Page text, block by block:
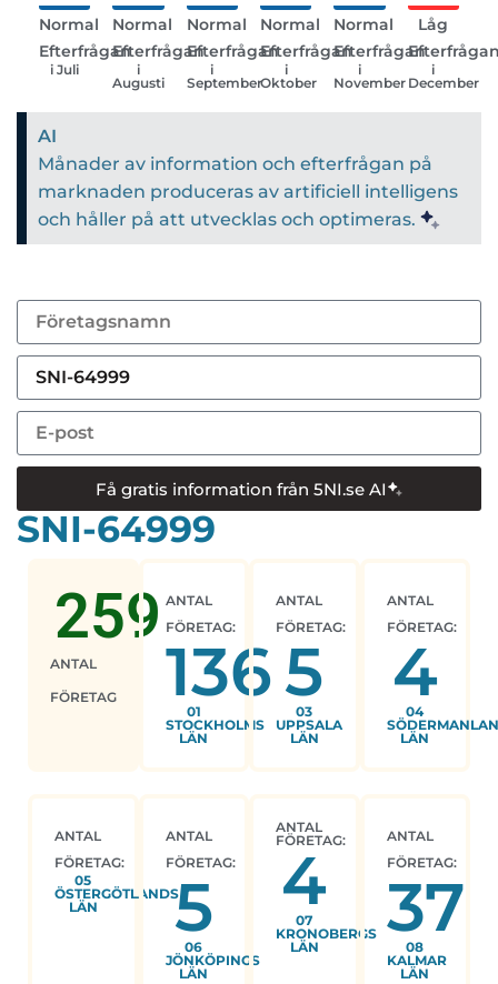
Normal
Efterfrågan
i Juli
Normal
Efterfrågan
i
Augusti
Normal
Efterfrågan
i
September
Normal
Efterfrågan
i
Oktober
Normal
Efterfrågan
i
November
Låg
i
December
AI
Månader av information och efterfrågan på
marknaden produceras av artificiell intelligens
och håller på att utvecklas och optimeras.
Få gratis information från 5NI.se AI
SNI-64999
ANTAL
FÖRETAG
259 ANTAL
FÖRETAG:
136
01
STOCKHOLMS
LÄN
ANTAL
FÖRETAG:
5
03
UPPSALA
LÄN
ANTAL
FÖRETAG:
4
04
LÄN
ANTAL
FÖRETAG:
05
ÖSTERGÖTLANDS
LÄN
ANTAL
FÖRETAG:
5
06
JÖNKÖPINGS
LÄN
ANTAL
FÖRETAG:
4
07
KRONOBERGS
LÄN
ANTAL
FÖRETAG:
37
08
KALMAR
LÄN